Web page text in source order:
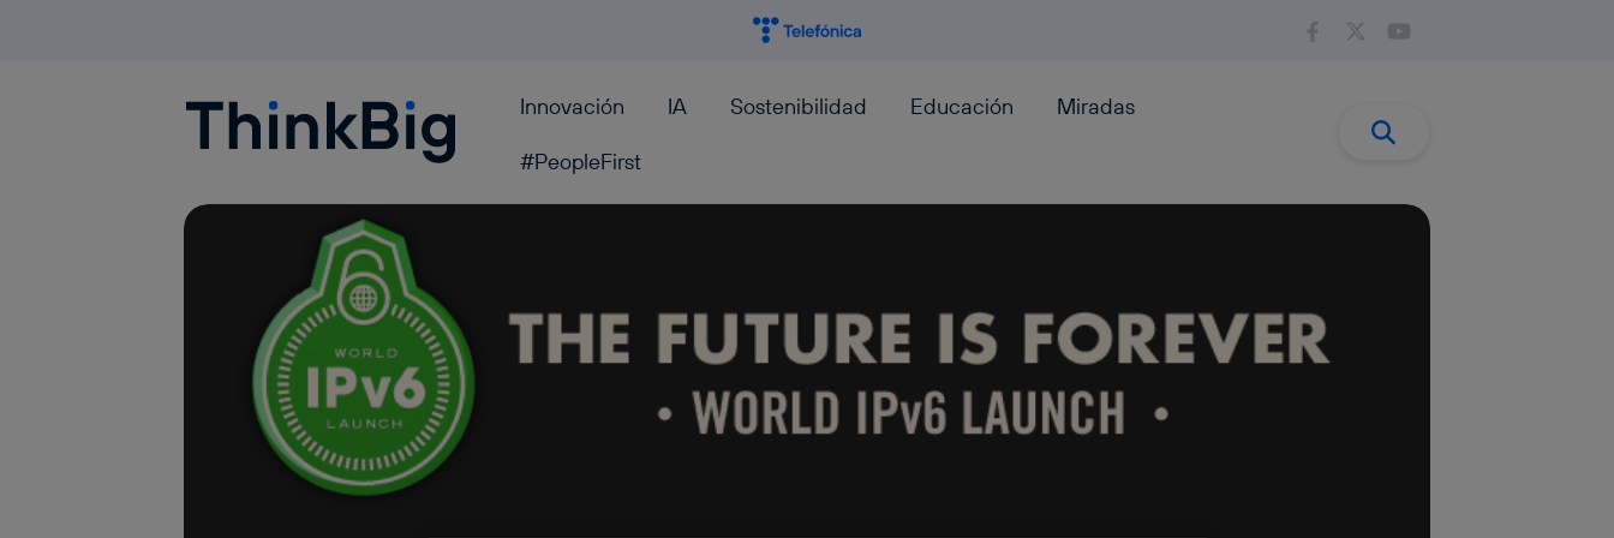
Blogthinkbig.com Innovación IA Sostenibilidad Educación
Miradas
#PeopleFirst
Buscar